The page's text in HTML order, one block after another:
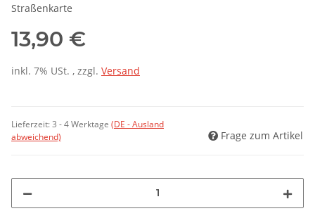
Straßenkarte
13,90 €
inkl. 7% USt. , zzgl. Versand
Lieferzeit:3 - 4 Werktage (DE - Ausland
abweichend)
Frage zum Artikel